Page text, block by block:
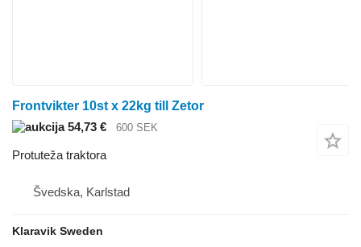
Frontvikter 10st x 22kg till Zetor
54,73 €
600 SEK
Protuteža traktora
Švedska, Karlstad
Klaravik Sweden